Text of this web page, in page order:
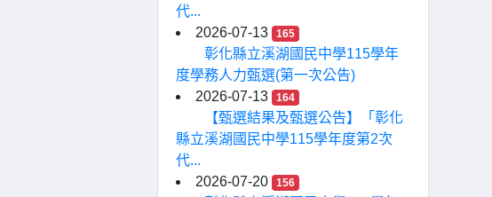
代...
2026-07-13
165
彰化縣立溪湖國民中學115學年
度學務人力甄選(第一次公告)
2026-07-13
164
【甄選結果及甄選公告】「彰化
縣立溪湖國民中學115學年度第2次
代...
2026-07-20
156